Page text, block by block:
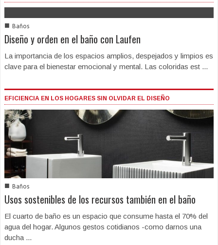
■ Baños
Diseño y orden en el baño con Laufen
La importancia de los espacios amplios, despejados y limpios es
clave para el bienestar emocional y mental. Las coloridas est ...
EFICIENCIA EN LOS HOGARES SIN OLVIDAR EL DISEÑO
■ Baños
Usos sostenibles de los recursos también en el baño
El cuarto de baño es un espacio que consume hasta el 70% del
agua del hogar. Algunos gestos cotidianos -como darnos una
ducha ...